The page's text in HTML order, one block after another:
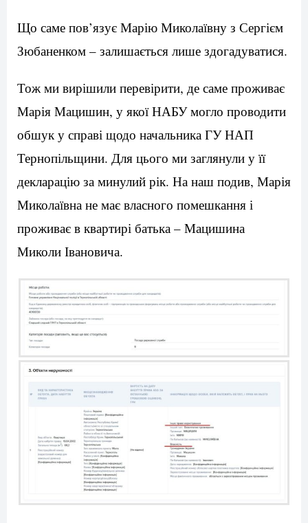
Що саме пов’язує Марію Миколаївну з Сергієм
Зюбаненком – залишається лише здогадуватися.
Тож ми вирішили перевірити, де саме проживає
Марія Мацишин, у якої НАБУ могло проводити
обшук у справі щодо начальника ГУ НАП
Тернопільщини. Для цього ми заглянули у її
декларацію за минулий рік. На наш подив, Марія
Миколаївна не має власного помешкання і
проживає в квартирі батька – Мацишина
Миколи Івановича.